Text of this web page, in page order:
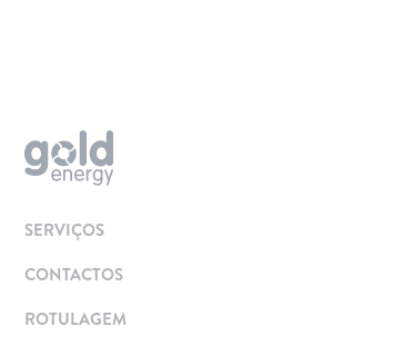
Simular
Solar
Painéis Solares
Excedentes de Produção
Energia verde
Mobilidade Elétrica
SERVIÇOS
CONTACTOS
ROTULAGEM